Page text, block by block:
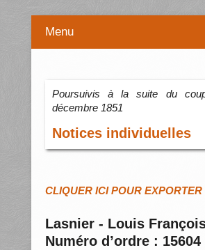
Menu
Poursuivis à la suite du
décembre 1851
Notices individuelles
CLIQUER ICI POUR EXPORTER
Lasnier - Louis
Numéro d’ordre :